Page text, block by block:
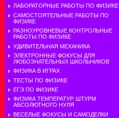
ЛАБОРАТОРНЫЕ РАБОТЫ ПО ФИЗИКЕ
САМОСТОЯТЕЛЬНЫЕ РАБОТЫ ПО
ФИЗИКЕ
РАЗНОУРОВНЕВЫЕ КОНТРОЛЬНЫЕ
РАБОТЫ ПО ФИЗИКЕ
УДИВИТЕЛЬНАЯ МЕХАНИКА
ЭЛЕКТРОННЫЕ ФОКУСЫ ДЛЯ
ЛЮБОЗНАТЕЛЬНЫХ ШКОЛЬНИКОВ
ФИЗИКА В ИГРАХ
ТЕСТЫ ПО ФИЗИКЕ
ЕГЭ ПО ФИЗИКЕ
ФИЗИКА ТЕМПЕРАТУР. ШТУРМ
АБСОЛЮТНОГО НУЛЯ
ВЕСЕЛЫЕ ФОКУСЫ И САМОДЕЛКИ